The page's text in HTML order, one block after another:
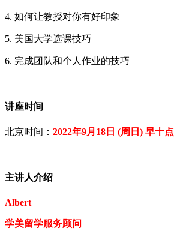
4. 如何让教授对你有好印象
5. 美国大学选课技巧
6. 完成团队和个人作业的技巧
讲座时间
北京时间： 2022年9月18日 (周日) 早十点
主讲人介绍
Albert
学美留学服务顾问